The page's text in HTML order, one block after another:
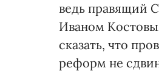
ведь правящий
Иваном
сказать, что
реформ не